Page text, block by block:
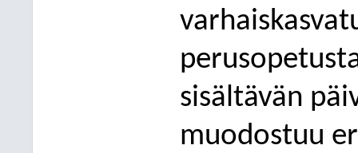
sisältävän
muodostuu